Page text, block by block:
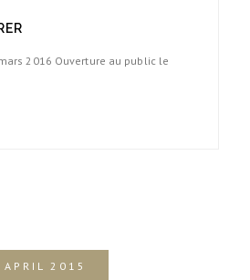
2016 Ouverture au public le
APRIL 2015